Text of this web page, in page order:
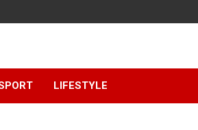
LIFESTYLE